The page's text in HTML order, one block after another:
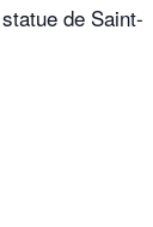
de Saint-